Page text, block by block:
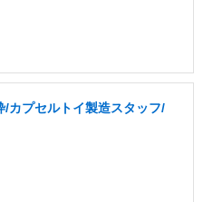
/カプセルトイ製造スタッフ/